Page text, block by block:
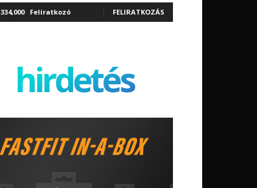
334,000 Feliratkozó FELIRATKOZÁS
hirdetés